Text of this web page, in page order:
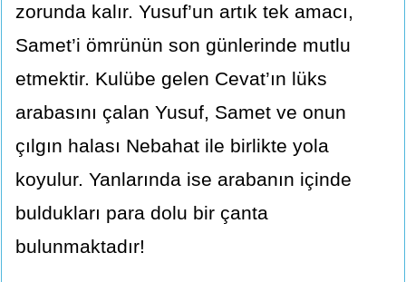
zorunda kalır. Yusuf’un artık tek amacı,
Samet’i ömrünün son günlerinde mutlu
etmektir. Kulübe gelen Cevat’ın lüks
arabasını çalan Yusuf, Samet ve onun
çılgın halası Nebahat ile birlikte yola
koyulur. Yanlarında ise arabanın içinde
buldukları para dolu bir çanta
bulunmaktadır!